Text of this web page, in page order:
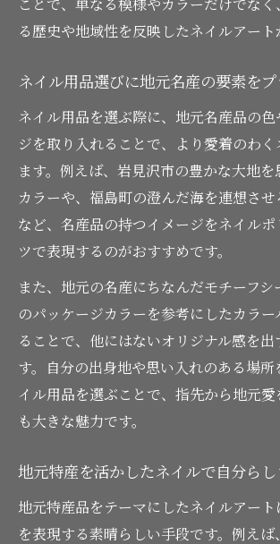
ことで、単なる模様やカラーだけでな
る歴史や地域性を反映したネイルアート
ネイル用品選びに地元名産の要素をプ
ネイル用品を選ぶ際に、地元名産品の
ジを取り入れることで、より愛着のわ
ます。例えば、岩見沢市の豊かな大地を
カラーや、福島町の澄んだ海を連想させ
など、名産品の持つイメージをネイルポ
ツで表現するのがおすすめです。
また、地元の名産にちなんだモチーフシ
のパッケージカラーを参考にしたカラ
ることで、他にはないオリジナル感を出
す。自分の出身地や思い入れのある場所
イル用品を選ぶことで、指先から地元
も大きな魅力です。
地元特産を活かしたネイルで自分ら
地元特産品をテーマにしたネイルアート
を表現する素晴らしい手段です。例え